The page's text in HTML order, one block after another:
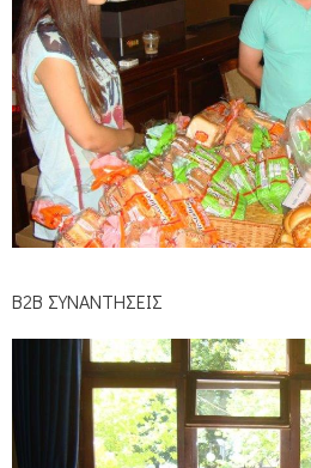
Β2Β ΣΥΝΑΝΤΗΣΕΙΣ